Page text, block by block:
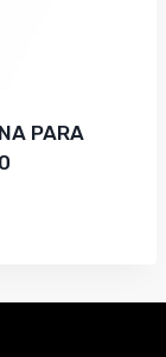
PARA